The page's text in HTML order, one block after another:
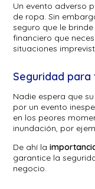
Un evento adverso
de ropa. Sin
seguro que le
financiero que
situaciones
Seguridad
Nadie espera que
por un evento
en los peores
inundación, por
De ahí la
garantice la
negocio.